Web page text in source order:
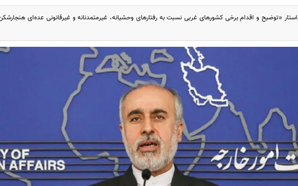
«توضیح و اقدام برخی کشورهای غربی نسبت به رفتارهای وحشیانه، غیرمتمدنانه و غیرقانونی عده‌ای